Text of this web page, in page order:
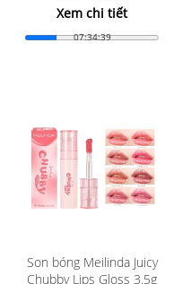
Xem chi tiết
07:34:37
Son bóng Meilinda Juicy
Chubby Lips Gloss 3.5g